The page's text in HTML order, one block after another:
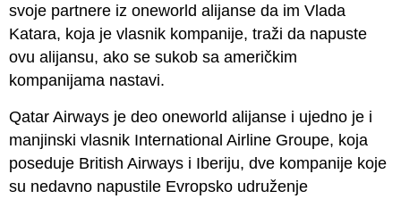
svoje partnere iz oneworld alijanse da im Vlada
Katara, koja je vlasnik kompanije, traži da napuste
ovu alijansu, ako se sukob sa američkim
kompanijama nastavi.
Qatar Airways je deo oneworld alijanse i ujedno je i
manjinski vlasnik International Airline Groupe, koja
poseduje British Airways i Iberiju, dve kompanije koje
su nedavno napustile Evropsko udruženje